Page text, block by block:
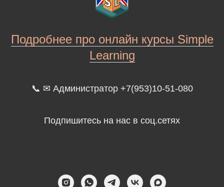
Подробнее про онлайн курсы Simple
Learning
📞 ✉ Администратор +7(953)10-51-080
Подпишитесь на нас в соц.сетях